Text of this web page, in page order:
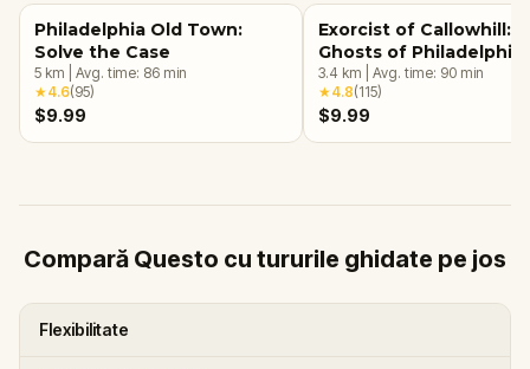
Philadelphia Old Town:
Solve the Case
5 km Avg. time: 86 min
★4.6(95)
$9.99
Exorcist of Callowhill:
Ghosts of Philadelphia
3.4 km Avg. time: 90 min
★4.8(115)
$9.99
Compară Questo cu tururile ghidate pe jos
Flexibilitate